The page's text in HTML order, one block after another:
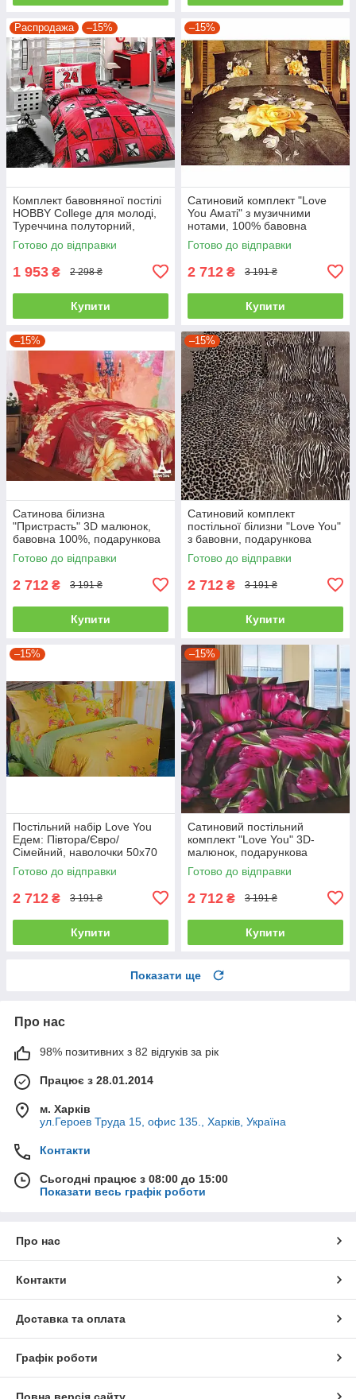
Распродажа –15%
Комплект бавовняної постілі
HOBBY College для молоді,
Туреччина полуторний,
червоний
Готово до відправки
1 953 ₴ 2 298 ₴
Купити
–15%
Сатиновий комплект "Love
You Аматі" з музичними
нотами, 100% бавовна
полуторний
Готово до відправки
2 712 ₴ 3 191 ₴
Купити
–15%
Сатинова білизна
"Пристрасть" 3D малюнок,
бавовна 100%, подарункова
упаковка полуторний
Готово до відправки
2 712 ₴ 3 191 ₴
Купити
–15%
Сатиновий комплект
постільної білизни "Love You"
з бавовни, подарункова
упаковка полуторний
Готово до відправки
2 712 ₴ 3 191 ₴
Купити
–15%
Постільний набір Love You
Едем: Півтора/Євро/
Сімейний, наволочки 50x70
полуторний
Готово до відправки
2 712 ₴ 3 191 ₴
Купити
–15%
Сатиновий постільний
комплект "Love You" 3D-
малюнок, подарункова
упаковка полуторний
Готово до відправки
2 712 ₴ 3 191 ₴
Купити
Показати ще
Про нас
98% позитивних з 82 відгуків за рік
Працює з 28.01.2014
м. Харків
ул.Героев Труда 15, офис 135., Харків, Україна
Контакти
Сьогодні працює з 08:00 до 15:00
Показати весь графік роботи
Про нас
Контакти
Доставка та оплата
Графік роботи